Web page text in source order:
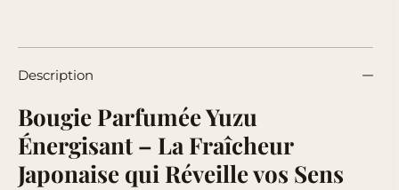
Description
Bougie Parfumée Yuzu
Énergisant – La Fraîcheur
Japonaise qui Réveille vos Sens